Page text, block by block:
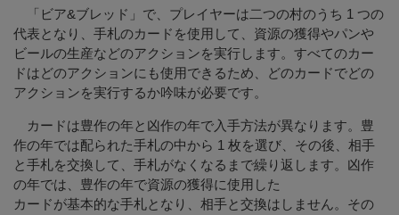
「ビア&ブレッド」で、プレイヤーは二つの村のうち 1 つの
代表となり、手札のカードを使用して、資源の獲得やパンや
ビールの生産などのアクションを実行します。すべてのカー
ドはどのアクションにも使用できるため、どのカードでどの
アクションを実行するか吟味が必要です。
カードは豊作の年と凶作の年で入手方法が異なります。豊
作の年では配られた手札の中から 1 枚を選び、その後、相手
と手札を交換して、手札がなくなるまで繰り返します。凶作
の年では、豊作の年で資源の獲得に使用した
カードが基本的な手札となり、相手と交換はしません。その